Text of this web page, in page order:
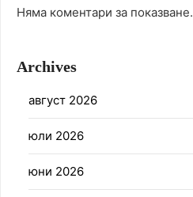
Няма коментари за показване.
Archives
август 2026
юли 2026
юни 2026